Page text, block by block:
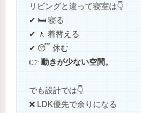
リビングと違って寝室は👇
✔ 🛏️ 寝る
✔ 🚶 着替える
✔ 😴 休む
👉 動きが少ない空間。
でも設計では👇
❌ LDK優先で余りになる